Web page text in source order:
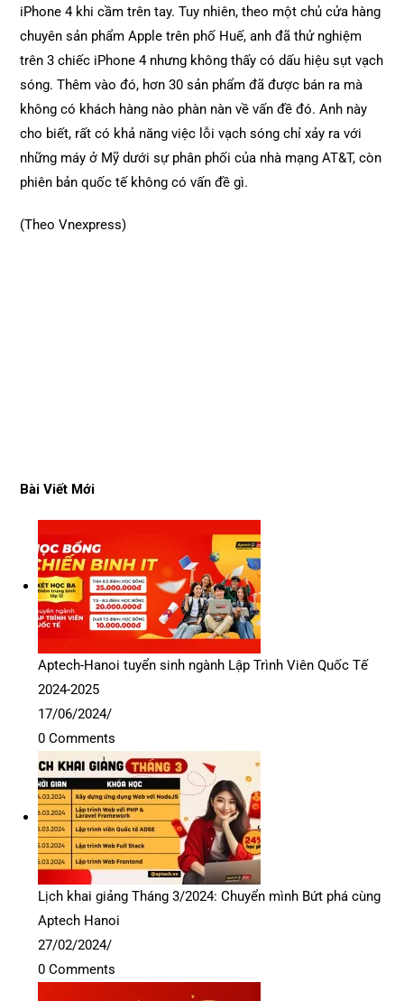
iPhone 4 khi cầm trên tay. Tuy nhiên, theo một chủ cửa hàng
chuyên sản phẩm Apple trên phố Huế, anh đã thử nghiệm
trên 3 chiếc iPhone 4 nhưng không thấy có dấu hiệu sụt vạch
sóng. Thêm vào đó, hơn 30 sản phẩm đã được bán ra mà
không có khách hàng nào phàn nàn về vấn đề đó. Anh này
cho biết, rất có khả năng việc lỗi vạch sóng chỉ xảy ra với
những máy ở Mỹ dưới sự phân phối của nhà mạng AT&T, còn
phiên bản quốc tế không có vấn đề gì.
(Theo Vnexpress)
Bài Viết Mới
Aptech-Hanoi tuyển sinh ngành Lập Trình Viên Quốc Tế
2024-2025
17/06/2024/
0 Comments
Lịch khai giảng Tháng 3/2024: Chuyển mình Bứt phá cùng
Aptech Hanoi
27/02/2024/
0 Comments